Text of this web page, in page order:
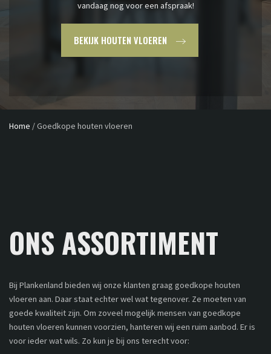
vandaag nog voor een afspraak!
BEKIJK HOUTEN VLOEREN
Home /Goedkope houten vloeren
ONS ASSORTIMENT
Bij Plankenland bieden wij onze klanten graag goedkope houten
vloeren aan. Daar staat echter wel wat tegenover. Ze moeten van
goede kwaliteit zijn. Om zoveel mogelijk mensen van goedkope
houten vloeren kunnen voorzien, hanteren wij een ruim aanbod. Er is
voor ieder wat wils. Zo kun je bij ons terecht voor: